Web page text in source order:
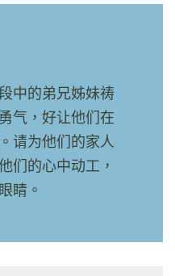
中的弟兄姊妹祷
气，好让他们在
请为他们的家人
们的心中动工，
睛。